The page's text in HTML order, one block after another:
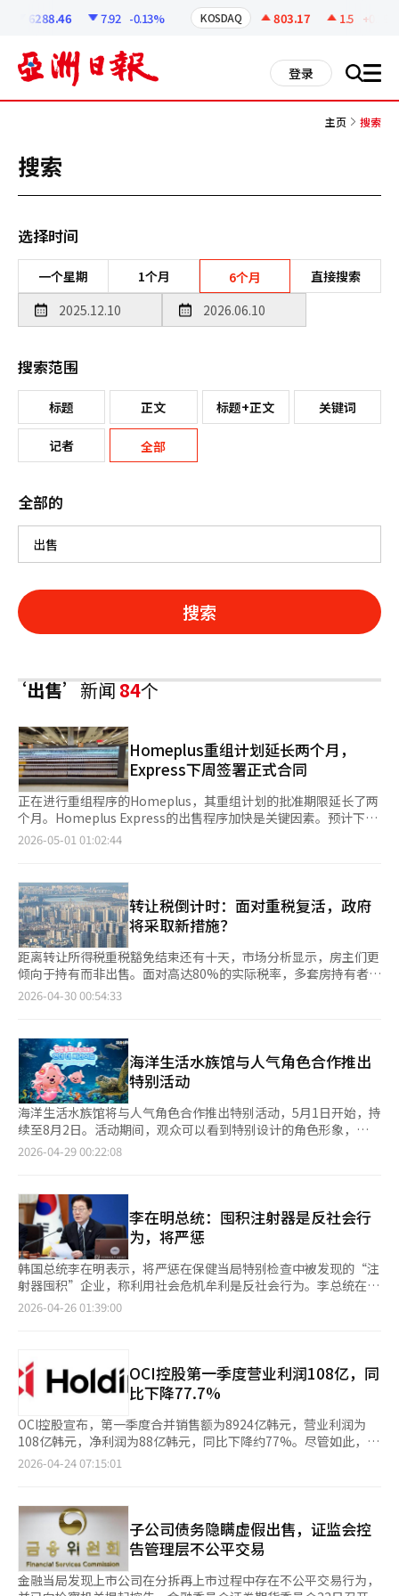
6288.46 7.92 -0.13% KOSDAQ 803.17 1.5 +0.19%
登录 搜 all
主页 搜索
搜索
选择时间
一个星期 1个月 6个月 直接搜索
搜索范围
标题 正文 标题+正文 关键词
记者 全部
全部的
搜索
‘出售’新闻84个
Homeplus重组计划延长两个月，
Express下周签署正式合同
正在进行重组程序的Homeplus，其重组计划的批准期限延长了两
个月。Homeplus Express的出售程序加快是关键因素。预计下周
将与优先谈判对象Harim集团签署正式合同。 首尔重组法院决定
市部门的优先谈判对象已选定，且即将签署转让合同，Homeplus
管理人计划通过DIP融资筹集资金。 Homeplus去年3月申请重组
程序，法院随即启动程序。管理人在去年12月提交了包括通过DIP
融资新借款3000亿韩元和出售超市业务的重组计划。 计划的批准
期限原定为重组程序启动一年后的3月4日，但法院因需确认超市部
门出售情况而首次延长。4月23日，Homeplus和出售顾问三一会
计法人选定Harim集团为优先谈判对象。 随着法院批准延长，预
计Homeplus与Harim集团的合同将在下周签署。尽管获得了制度
合同，资金流入公司仍需时间。 长达14个月的重组程序导致
Homeplus陷入严重资金困境。大股东MBK Partners此前投入的
1000亿韩元已用于支付拖欠的账单和1至2月的员工工资。商品供
应中断和销售下降导致3、4月的员工工资也未能按时支付，超市业
务的运营岌岌可危。 Homeplus向最大债权人Meritz金融集团请
求紧急资金支持，几乎是恳求。 Homeplus表示：“目前唯一能够
迅速提供大规模流动性的现实主体是Meritz金融集团。在Express
出售资金回收的情况下，桥接贷款和DIP融资是维持重组程序连续
改革实现重组，是最大化债权回收的最现实路径。我们恳请Meritz
金融集团迅速做出考虑回收可能性和重组价值的积极决定。” ※
本报道经人工智能（AI）系统翻译与编辑。
2026-05-01 01:02:44
转让税倒计时：面对重税复活，政府
将采取新措施？
距离转让所得税重税豁免结束还有十天，市场分析显示，房主们更
倾向于持有而非出售。面对高达80%的实际税率，多套房持有者可
能会选择赠与或长期持有。 政府虽然暗示可能调整长期持有特别
日起，调控地区内多套房持有者出售房产时，基本税率（6%至
45%）将增加20%至30%的附加税，再加上地方所得税
（10%），最高税率将接近80%。豁免期间的长期持有特别扣除
（最高30%）也将取消。 若在5月9日前完成交易合同和定金支
付，江南三区和龙山区可获得4个月的豁免，新调控地区则可延长
至6个月。然而，多套房持有者的选择有限，市场反映中长期房源
锁定将加剧。 根据房地产大数据，李在明总统在4月6日内阁会议
上暗示延长转让税豁免后，首尔公寓挂牌量在4月第一周短暂回
去年10月，副总理兼财政经济部长具允哲表示，持有税低而转让税
高导致房源锁定，暗示可能加强持有税和放宽交易税。政府也在考
虑6月地方选举后缩减长期持有特别扣除和加强非居住住房持有
税。 但由于今年公告价格上涨，持有税预计已增加30%至50%，
若再提高可能引发税收抵制，持有税负担加重可能促使更多多套房
持有者选择赠与或共同持有以避税。法院数据显示，今年第一季度
江南三区赠与案例约650件，显示税改下赠与趋势持续。 这将加剧
首尔房地产市场的脱钩现象。首尔外围地区多套房持有者减少挂
有限，若不安情绪蔓延至整个首都圈，外围地区强势可能扩展至京
畿道。 我们银行房地产研究院的南赫宇表示：“政府政策带来的
房源多为二手房，尽管总量增加，但可立即入住的房源仍然不足，
扩散至邻近的京畿道地区。”※ 本报道经人工智能（AI）系统翻译
与编辑。
2026-04-30 00:54:33
海洋生活水族馆与人气角色合作推出
特别活动
海洋生活水族馆将与人气角色合作推出特别活动，5月1日开始，持
续至8月2日。活动期间，观众可以看到特别设计的角色形象，
如“美人鱼”和“鱼”角色，分布在水族馆的各个主题区域。特别
可获得限量贴纸。此外，展区内设有角色等身大模型旁的指示牌，
生动介绍海洋生物的特点。活动期间，观众可以通过扫描展区内的
二维码免费下载限量版手机壁纸。此外，限量版的毛绒玩具、钥匙
扣和徽章也将在活动期间出售。水族馆还通过官方网站和预订平台
提供门票和商品的优惠套餐，方便观众更经济地参与活动。水族馆
代表表示：“我们很高兴能为观众提供与人气角色互动的独特体
验，并通过展览、商品和活动满足粉丝的期待。”
2026-04-29 00:22:08
李在明总统：囤积注射器是反社会行
为，将严惩
韩国总统李在明表示，将严惩在保健当局特别检查中被发现的“注
射器囤积”企业，称利用社会危机牟利是反社会行为。李总统在25
日通过社交媒体表示，已指示内阁对发现的违规行为进行快速调查
器囤积禁令”。部分企业被发现囤积约13万个注射器未出售，或仅
向特定客户供应62万个注射器。※ 本报道经人工智能（AI）系统
2026-04-26 01:39:00
OCI控股第一季度营业利润108亿，同
比下降77.7%
OCI控股宣布，第一季度合并销售额为8924亿韩元，营业利润为
108亿韩元，净利润为88亿韩元，同比下降约77%。尽管如此，自
去年第四季度起，公司已摆脱亏损，业绩呈现恢复趋势。本季度的
加。OCI Enterprises的子公司OCI Energy通过去年出售的
SunRoper项目的剩余款项计入销售额，推动了营业利润的增长。
OCI Energy目前正在推进一个500MW规模的超大型项目出售，预
计在第二季度完成相关程序后，将实现新的销售和收益。OCI控股
会长李宇贤表示：“如今，硅基技术的扩展潜力逐渐显现，不仅限
2026-04-24 07:15:01
子公司债务隐瞒虚假出售，证监会控
告管理层不公平交易
金融当局发现上市公司在分拆再上市过程中存在不公平交易行为，